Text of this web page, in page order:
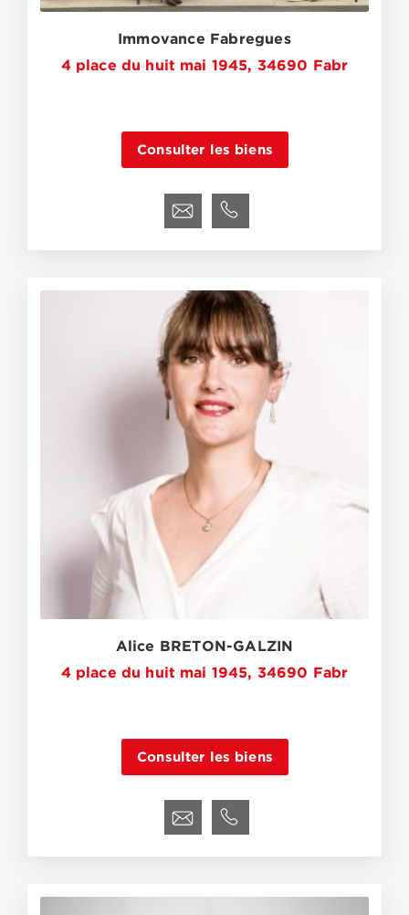
Immovance Fabregues
4 place du huit mai 1945, 34690 Fabr
Consulter les biens
Alice BRETON-GALZIN
4 place du huit mai 1945, 34690 Fabr
Consulter les biens